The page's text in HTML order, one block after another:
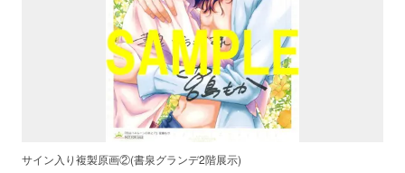
サイン入り複製原画②(書泉グランデ2階展示)